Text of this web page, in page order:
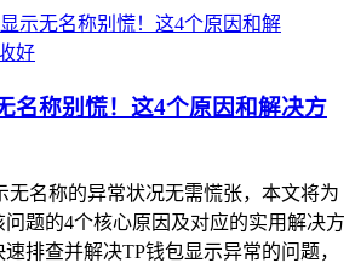
名称别慌！这4个原因和解决方
无名称的异常状况无需慌张，本文将为
题的4个核心原因及对应的实用解决方
排查并解决TP钱包显示异常的问题，